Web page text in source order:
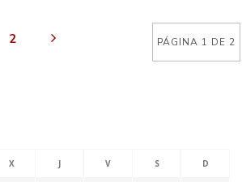
PÁGINA 1 DE 2
2
X J V S D